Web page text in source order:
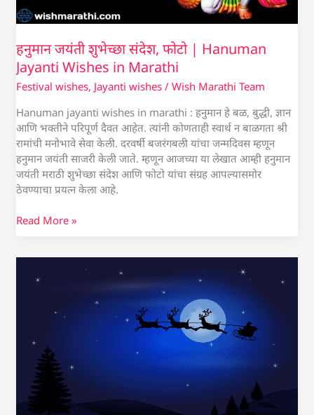
हनुमान जयंती शुभेच्छा संदेश, फोटो | Hanuman
Jayanti Wishes in Marathi
Festival wishes, Jayanti wishes /Wish Marathi Team
Hanuman jayanti wishes in marathi : हनुमान हे बळ, बुद्धी, ज्ञान
आणि भक्तीने परिपूर्ण दैवत आहेत. त्यांनी कोणताही स्वार्थ न बाळगता श्री
रामांची मनोभावे सेवा केली. दरवर्षी बजरंगबली यांचा जन्मदिवस म्हणून
हनुमान जयंती साजरी केली जाते. म्हणून आजच्या या लेखात आम्ही हनुमान
जयंती मराठी शुभेच्छा संदेश आणि फोटो यांचा संग्रह आपल्यासमोर
ठेवण्याचा प्रयत्न केला आहे.
Read More »
सणाच्या
Christmas
Wishes
Marathi